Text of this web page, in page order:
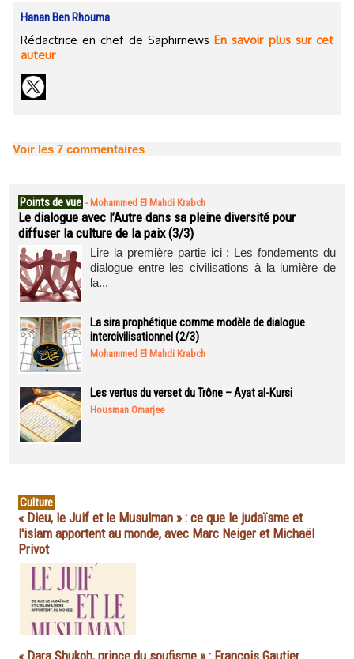
Hanan Ben Rhouma
Rédactrice en chef de SaphirnewsEn savoir plus sur cet
auteur
Voir les 7 commentaires
Points de vue - Mohammed El Mahdi Krabch
Le dialogue avec l’Autre dans sa pleine diversité pour
diffuser la culture de la paix (3/3)
Lire la première partie ici : Les fondements du
dialogue entre les civilisations à la lumière de
la...
La sira prophétique comme modèle de dialogue
intercivilisationnel (2/3)
Mohammed El Mahdi Krabch
Les vertus du verset du Trône – Ayat al-Kursi
Housman Omarjee
Culture
« Dieu, le Juif et le Musulman » : ce que le judaïsme et
l'islam apportent au monde, avec Marc Neiger et Michaël
Privot
« Dara Shukoh, prince du soufisme » : François Gautier